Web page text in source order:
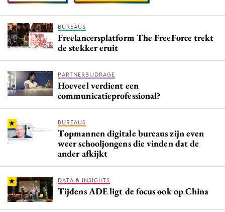
BUREAUS
Freelancersplatform The FreeForce trekt
de stekker eruit
PARTNERBIJDRAGE
Hoeveel verdient een
communicatieprofessional?
BUREAUS
Topmannen digitale bureaus zijn even
weer schooljongens die vinden dat de
ander afkijkt
DATA & INSIGHTS
Tijdens ADE ligt de focus ook op China